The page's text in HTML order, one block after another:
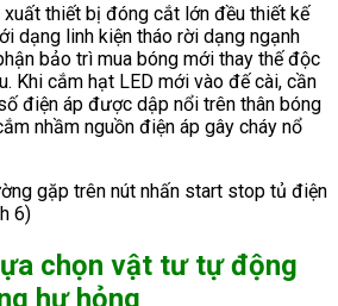
xuất thiết bị đóng cắt lớn đều thiết kế
dạng linh kiện tháo rời dạng ngạnh
bảo trì mua bóng mới thay thế độc
Khi cắm hạt LED mới vào đế cài, cần
điện áp được dập nổi trên thân bóng
nhầm nguồn điện áp gây cháy nổ
chọn vật tư tự động
hư hỏng